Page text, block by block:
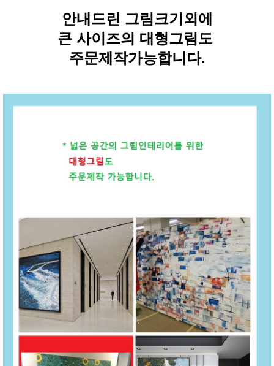
안내드린 그림크기외에
큰 사이즈의 대형그림도
주문제작가능합니다.